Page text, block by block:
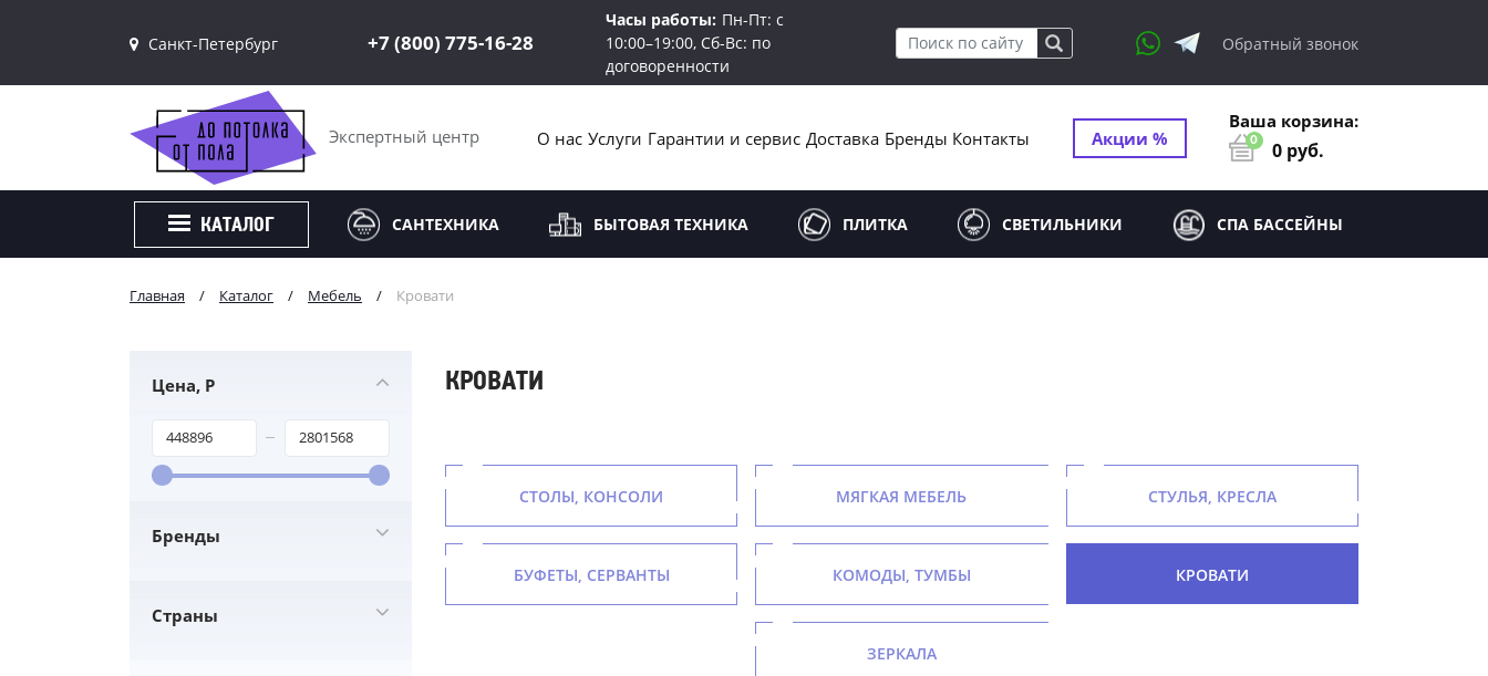
Санкт-Петербург
+7 (800) 775-16-28
Часы работы: Пн-Пт: с
10:00–19:00, Сб-Вс: по
договоренности
Обратный звонок
Экспертный центр О нас Услуги Гарантии и сервис Доставка Бренды Контакты Акции %
Ваша корзина:
0 0 руб.
КАТАЛОГ САНТЕХНИКА БЫТОВАЯ ТЕХНИКА ПЛИТКА СВЕТИЛЬНИКИ СПА БАССЕЙНЫ
Главная / Каталог / Мебель / Кровати
Цена, Р
Бренды
Vittoria Frigerio
Страны
КРОВАТИ
СТОЛЫ, КОНСОЛИ МЯГКАЯ МЕБЕЛЬ СТУЛЬЯ, КРЕСЛА
БУФЕТЫ, СЕРВАНТЫ КОМОДЫ, ТУМБЫ КРОВАТИ
ЗЕРКАЛА